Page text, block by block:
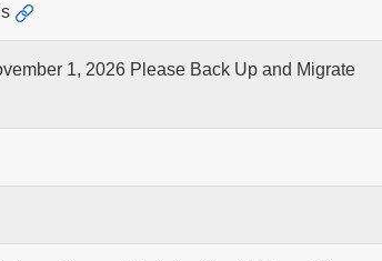
1, 2026 Please Back Up and Migrate